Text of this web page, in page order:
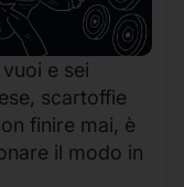
e sei
scartoffie
finire mai, è
il modo in